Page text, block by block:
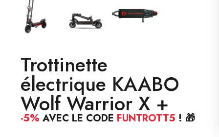
Trottinette
électrique KAABO
Wolf Warrior X +
-5% AVEC LE CODE FUNTROTT5 ! 🎁